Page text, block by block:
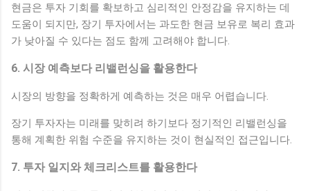
현금은 투자 기회를 확보하고 심리적인 안정감을 유지하는 데
도움이 되지만, 장기 투자에서는 과도한 현금 보유로 복리 효과
가 낮아질 수 있다는 점도 함께 고려해야 합니다.
6. 시장 예측보다 리밸런싱을 활용한다
시장의 방향을 정확하게 예측하는 것은 매우 어렵습니다.
장기 투자자는 미래를 맞히려 하기보다 정기적인 리밸런싱을
통해 계획한 위험 수준을 유지하는 것이 현실적인 접근입니다.
7. 투자 일지와 체크리스트를 활용한다